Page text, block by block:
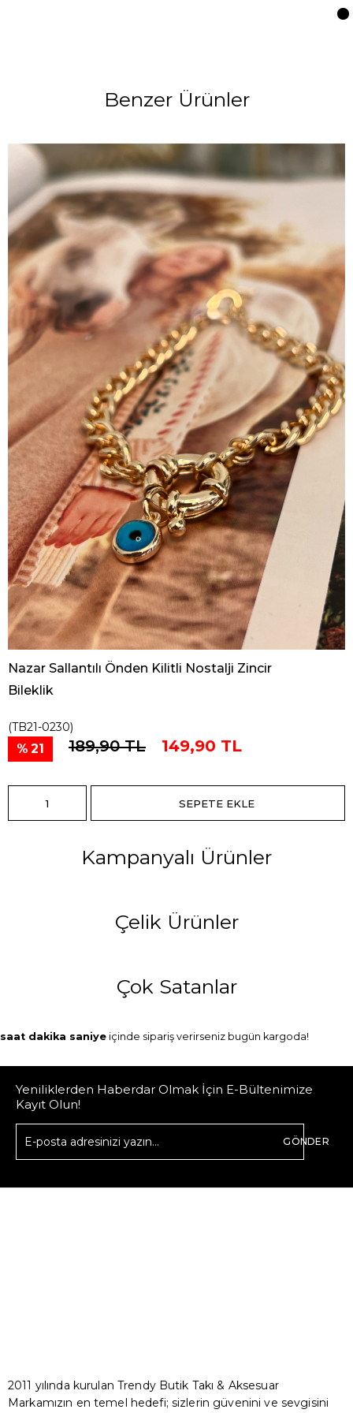
Benzer Ürünler
Nazar Sallantılı Önden Kilitli Nostalji Zincir
Bileklik
(TB21-0230)
21 189,90 TL 149,90 TL
Kampanyalı Ürünler
Çelik Ürünler
Çok Satanlar
saat dakika saniye içinde sipariş verirseniz bugün kargoda!
Yeniliklerden Haberdar Olmak İçin E-Bültenimize
Kayıt Olun!
GÖNDER
2011 yılında kurulan Trendy Butik Takı & Aksesuar
Markamızın en temel hedefi; sizlerin güvenini ve sevgisini